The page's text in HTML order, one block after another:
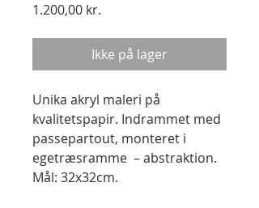
1.200,00 kr.
Ikke på lager
Unika akryl maleri på
kvalitetspapir. Indrammet med
passepartout, monteret i
egetræsramme – abstraktion.
Mål: 32x32cm.